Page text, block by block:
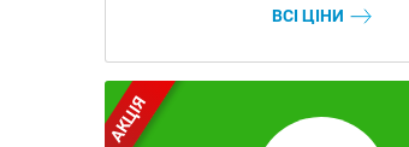
ВСІ ЦІНИ
АКЦІЯ